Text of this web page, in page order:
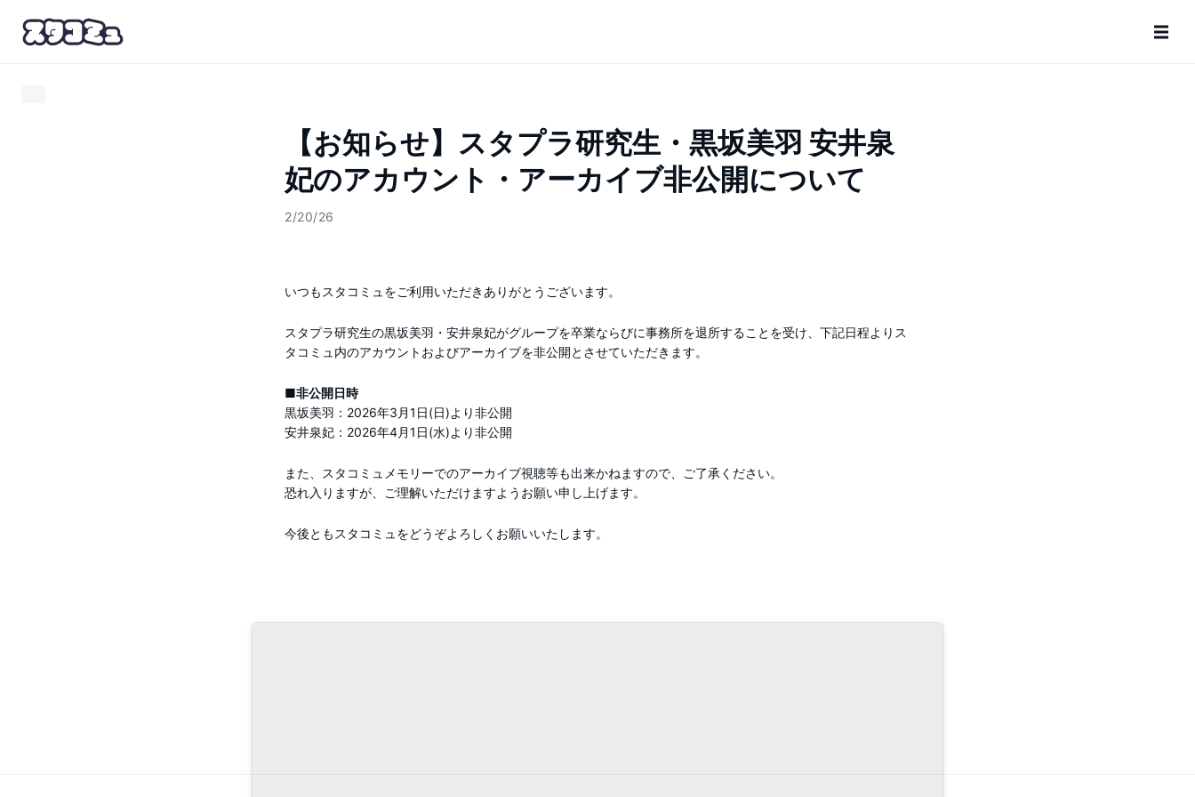
【お知らせ】スタプラ研究生・黒坂美羽 安井泉
妃のアカウント・アーカイブ非公開について
2/20/26
いつもスタコミュをご利用いただきありがとうございます。
スタプラ研究生の黒坂美羽・安井泉妃がグループを卒業ならびに事務所を退所することを受け、下記日程よりス
タコミュ内のアカウントおよびアーカイブを非公開とさせていただきます。
■非公開日時
黒坂美羽：2026年3月1日(日)より非公開
安井泉妃：2026年4月1日(水)より非公開
また、スタコミュメモリーでのアーカイブ視聴等も出来かねますので、ご了承ください。
恐れ入りますが、ご理解いただけますようお願い申し上げます。
今後ともスタコミュをどうぞよろしくお願いいたします。